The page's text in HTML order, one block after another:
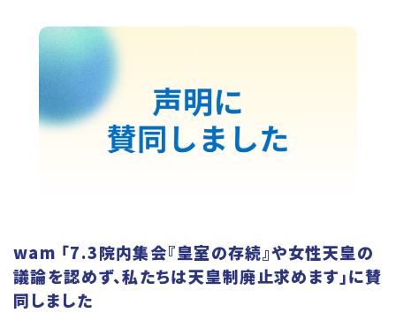
wam 「7.3院内集会『皇室の存続』や女性天皇の
議論を認めず、私たちは天皇制廃止求めます」に賛
同しました